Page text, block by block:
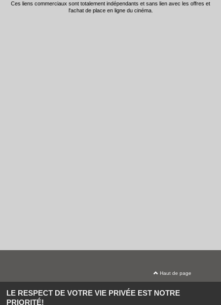
LE RESPECT DE VOTRE VIE PRIVÉE EST NOTRE
PRIORITÉ!
Ces liens commerciaux sont totalement indépendants et sans lien avec les offres et
l'achat de place en ligne du cinéma.
Haut de page
Avenue Justes Parmi les Nations, 34600 Bédarieux |Mentions légales